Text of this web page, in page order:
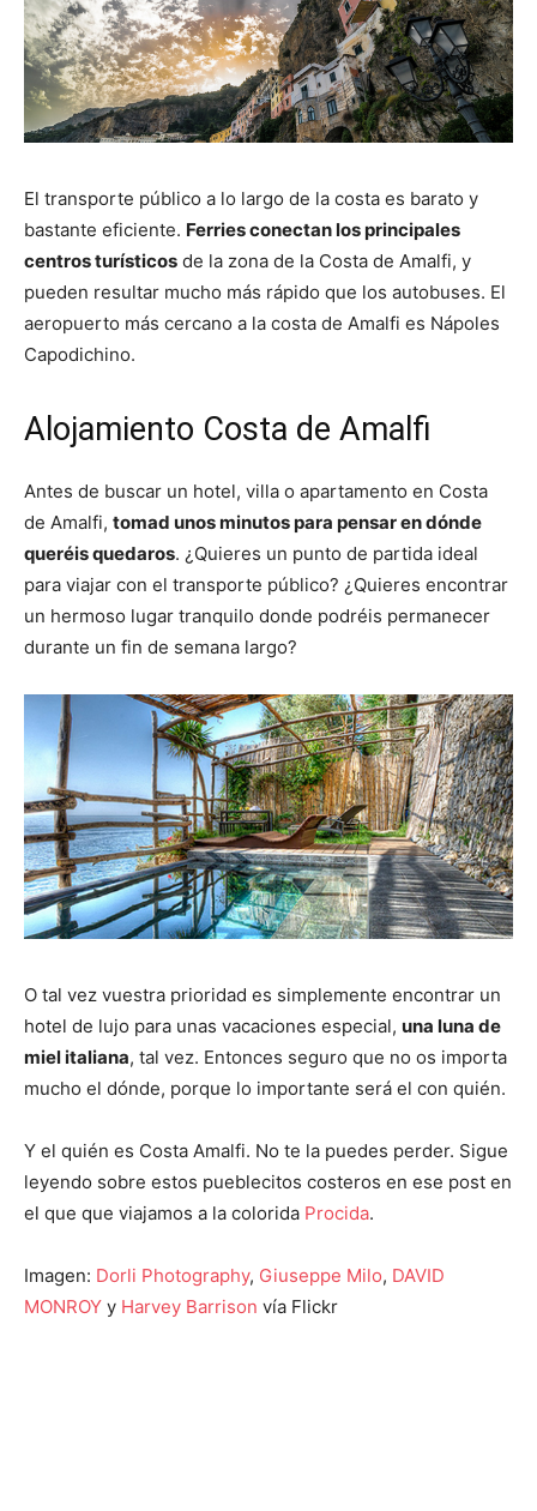
El transporte público a lo largo de la costa es barato y
bastante eficiente. Ferries conectan los principales
centros turísticos de la zona de la Costa de Amalfi, y
pueden resultar mucho más rápido que los autobuses. El
aeropuerto más cercano a la costa de Amalfi es Nápoles
Capodichino.
Alojamiento Costa de Amalfi
Antes de buscar un hotel, villa o apartamento en Costa
de Amalfi, tomad unos minutos para pensar en dónde
queréis quedaros. ¿Quieres un punto de partida ideal
para viajar con el transporte público? ¿Quieres encontrar
un hermoso lugar tranquilo donde podréis permanecer
durante un fin de semana largo?
O tal vez vuestra prioridad es simplemente encontrar un
hotel de lujo para unas vacaciones especial, una luna de
miel italiana, tal vez. Entonces seguro que no os importa
mucho el dónde, porque lo importante será el con quién.
Y el quién es Costa Amalfi. No te la puedes perder. Sigue
leyendo sobre estos pueblecitos costeros en ese post en
el que que viajamos a la colorida Procida.
Imagen: Dorli Photography, Giuseppe Milo, DAVID
MONROY y Harvey Barrison vía Flickr